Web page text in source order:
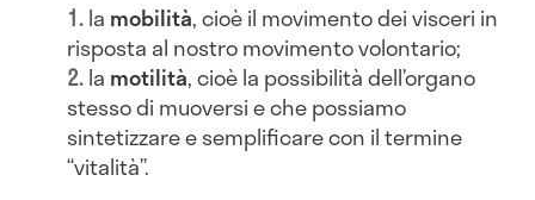
la mobilità, cioè il movimento dei visceri in
risposta al nostro movimento volontario;
la motilità, cioè la possibilità dell’organo
stesso di muoversi e che possiamo
sintetizzare e semplificare con il termine
“vitalità”.